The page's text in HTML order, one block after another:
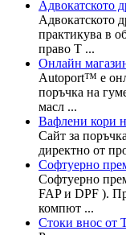
Адвокатското
Адвокатското
практикува в
право Т ...
Онлайн
Autoport™ e
поръчка на
масл ...
Вафлени кори
Сайт за
директно от
Софтуерно
Софтуерно
FAP и DPF ).
компют ...
Стоки внос от